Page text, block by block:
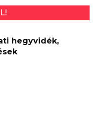
hegyvidék,